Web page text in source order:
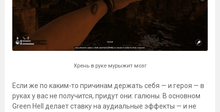
Хрень в руке мурыжит мозг
Если же по каким-то причинам держать себя — и героя — в
руках у вас не получится, придут они: галюны. В основном
Green Hell делает ставку на аудиальные эффекты — и не